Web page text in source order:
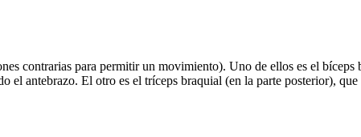
contrarias para permitir un movimiento). Uno de ellos es el
el antebrazo. El otro es el tríceps braquial (en la parte posterior),